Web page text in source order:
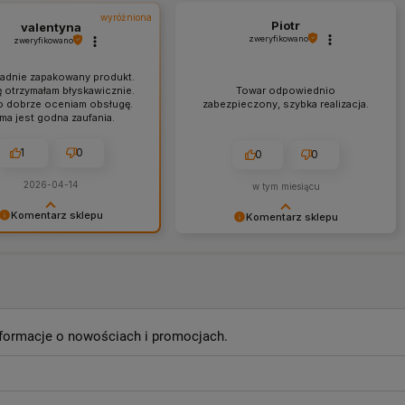
Komentarz sklepu
wyróżniona
valentyna
zweryfikowano
zapakowany produkt.
otrzymałam błyskawicznie.
dobrze oceniam obsługę.
jest godna zaufania.
1 0
2026-04-14
Komentarz sklepu
Piotr
zweryfikowano
Towar odpowiednio
zabezpieczony, szybka realizacja.
0 0
w tym miesiącu
o nowościach i promocjach.